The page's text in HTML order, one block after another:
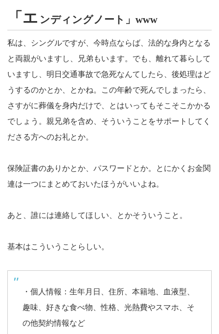
「エ ンディングノート」www
私は、シングルですが、今時点ならば、法的な身内となる
と両親がいますし、兄弟もいます。でも、離れて暮らして
いますし、明日交通事故で急死なんてしたら、後処理はど
うするのかとか、とかね。この年齢で死んでしまったら、
さすがに葬儀を身内だけで、とはいってもそこそこかかる
でしょう。親兄弟を含め、そういうことをサポートしてく
ださる方へのお礼とか。
保険証書のありかとか、パスワードとか。とにかくお金関
連は一つにまとめておいたほうがいいよね。
あと、誰には連絡してほしい、とかそういうこと。
基本はこういうことらしい。
・個人情報：生年月日、住所、本籍地、血液型、
趣味、好きな食べ物、性格、光熱費やスマホ、そ
の他契約情報など